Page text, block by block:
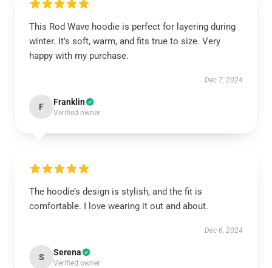
This Rod Wave hoodie is perfect for layering during
winter. It’s soft, warm, and fits true to size. Very
happy with my purchase.
Dec 7, 2024
F Franklin
Verified owner
The hoodie’s design is stylish, and the fit is
comfortable. I love wearing it out and about.
Dec 6, 2024
S Serena
Verified owner